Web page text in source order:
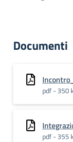
Documenti
pdf - 350
pdf - 355